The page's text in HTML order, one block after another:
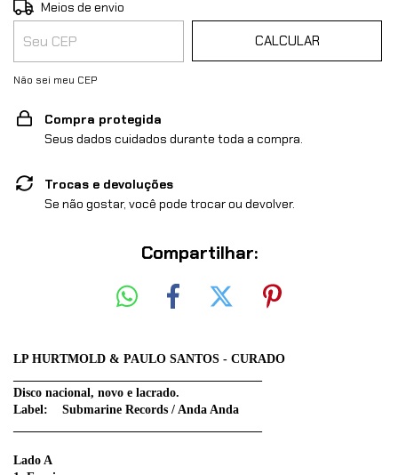
Entregas para o CEP:
Meios de envio
CALCULAR
Não sei meu CEP
Compra protegida
Seus dados cuidados durante toda a compra.
Trocas e devoluções
Se não gostar, você pode trocar ou devolver.
Compartilhar:
LP HURTMOLD & PAULO SANTOS - CURADO
Disco nacional, novo e lacrado.
Label: Submarine Records / Anda Anda
Lado A